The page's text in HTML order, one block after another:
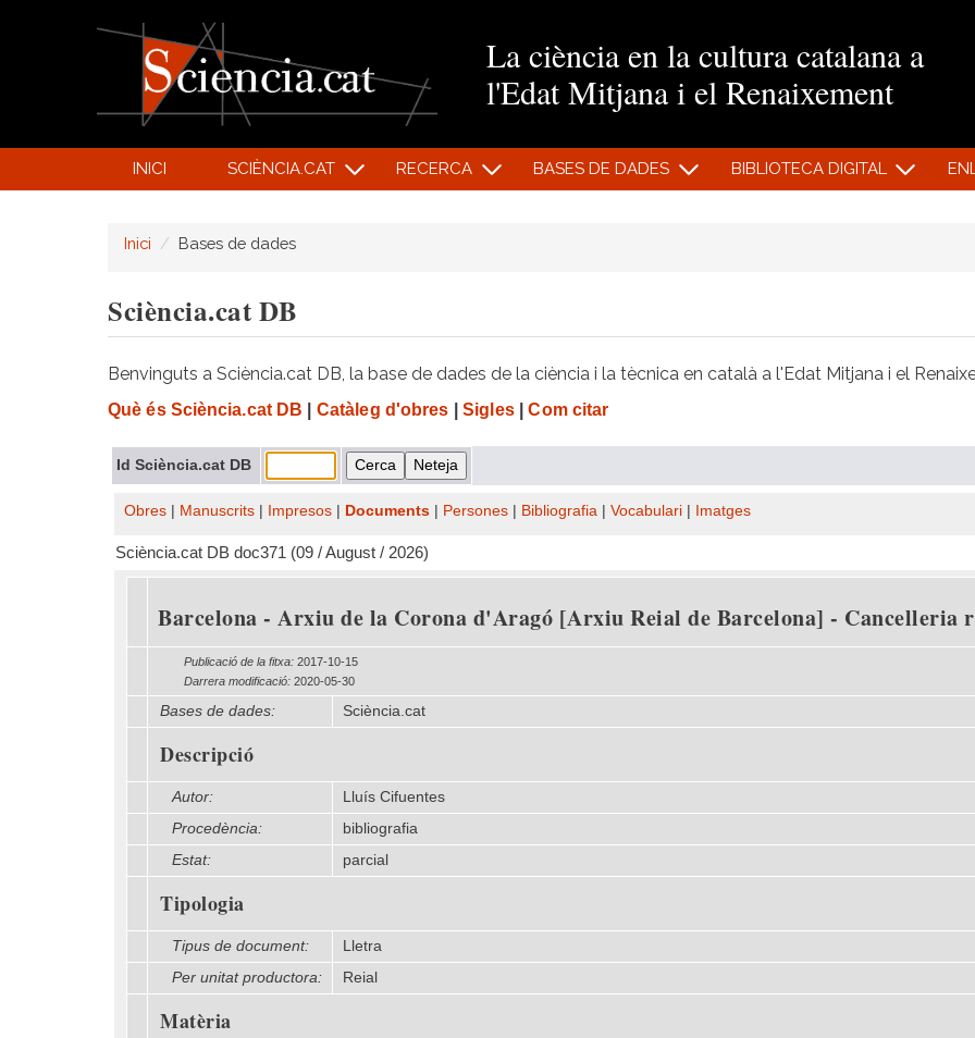
La ciència en la cultura catalana a
l'Edat Mitjana i el Renaixement
INICI SCIÈNCIA.CAT RECERCA BASES DE DADES BIBLIOTECA DIGITAL
Inici Bases de dades
Sciència.cat DB
Benvinguts a Sciència.cat DB, la base de dades de la ciència i la tècnica en català a l'Edat Mitjana i el
Què és Sciència.cat DB Catàleg d'obres Sigles| Com citar
Id Sciència.cat DB
Obres Manuscrits Impresos Documents Persones Bibliografia Vocabulari Imatges
Sciència.cat DB doc371 (09 / August / 2026)
Barcelona - Arxiu de la Corona d'Aragó [Arxiu Reial de Barcelona] - Cancelleria
Publicació de la fitxa: 2017-10-15
Darrera modificació: 2020-05-30
Bases de dades: Sciència.cat
Descripció
Autor:
Lluís Cifuentes
Procedència:
bibliografia
Estat:
parcial
Tipologia
Tipus de document:
Lletra
Per unitat productora:
Reial
Matèria